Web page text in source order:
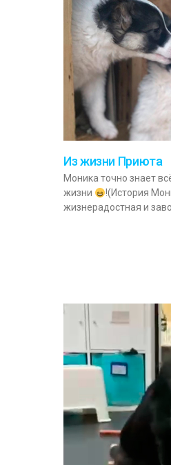
Из жизни Приюта
Моника точно знает
жизни
!(История
жизнерадостная и